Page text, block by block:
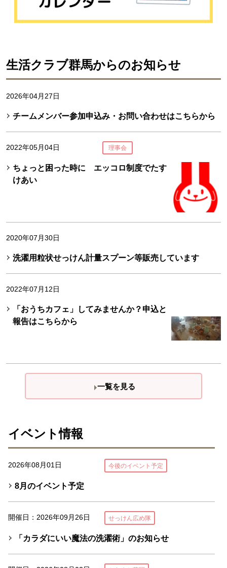
生活クラブ群馬からのお知らせ
2026年04月27日
チームメンバー参加申込み・お問い合わせはこちらから
2022年05月04日 理事会
ちょっと困った時に エッコロ制度でたす
けあい
2020年07月30日
洗濯用粒状せっけん計量スプーン等販売しています
2022年07月12日
「おうちカフェ」してみませんか？申込と
報告はこちらから
一覧を見る
イベント情報
2026年08月01日 今後のイベント予定
8月のイベント予定
開催日：2026年09月26日 せっけん広め隊
「カラダにいい魔法の洗濯術」のお知らせ